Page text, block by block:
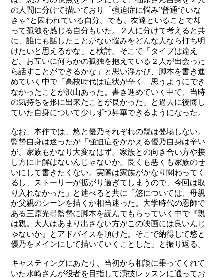
の人間に分けて描いており「強迫症に悩み”普通でいな
きゃ”と囚われている自分。でも、友達といることで却
って孤独を感じる自分もいた。２人に分けて考えると共
に、誰にも話したことがない悩みをどんな人なら打ち明
けたいと思えるかな」と検討。そこで「タイプは違え
ど、お互いに何らかの孤独を抱えている２人が出会った
ら話すことができるかな」と思い浮かび、脚本を書き進
めていく中で「高校時代は症状が辛く、思うようにでき
なかったことが沢山あった。書き進めていく中で、当時
の気持ちを形に出来たことが良かった」と過去に後悔し
ていた自身について少しずつ昇華できるようになった。
なお、本作では、悠と優乃それぞれの親は登場しない。
監督自身は迷ったが「強迫症をかかえる優乃自身は辛い
が、家族もかなり大変なはず。家族との向き合い方や接
し方に正解はないんじゃないか。良くも悪くも家族のせ
いにして書きたくない。実際は家族がかなり関わってく
るし、ストーリーが拡がり過ぎてしまうので、今回は取
り入れなかった」と述べると共に「悠については、母親
か父親のシーンを描くか相当迷った。大学時代の恩師で
ある三原光尋監督に脚本を読んでもらっていく中で『親
は親。大人はあまり出さない方がこの映画には良いんじ
ゃないか』とアドバイスを頂けた。そこで納得して悠と
優乃をメインにして描いていくことした」と振り返る。
キャスティングにあたり、当初から相談に乗ってくれて
いた水崎さんが役者を目指して演技レッスンに通ってお